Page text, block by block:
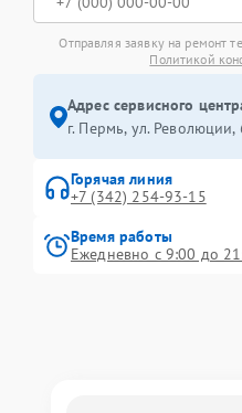
Отправляя заявку на ремонт
Политикой
Адрес сервисного
г. Пермь, ул. ​Революции,
Горячая линия
+7 (342) 254-93-15
Время работы
Ежедневно с 9:00 до